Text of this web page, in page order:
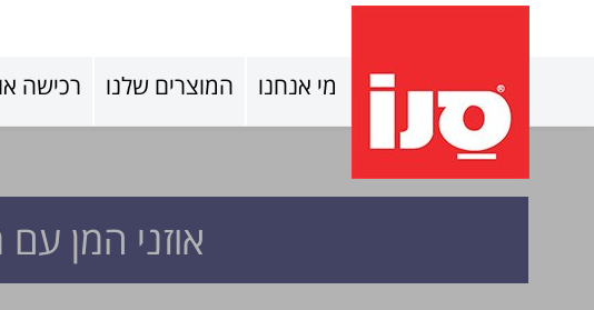
מי אנחנו המוצרים שלנו רכישה
אוזני המן